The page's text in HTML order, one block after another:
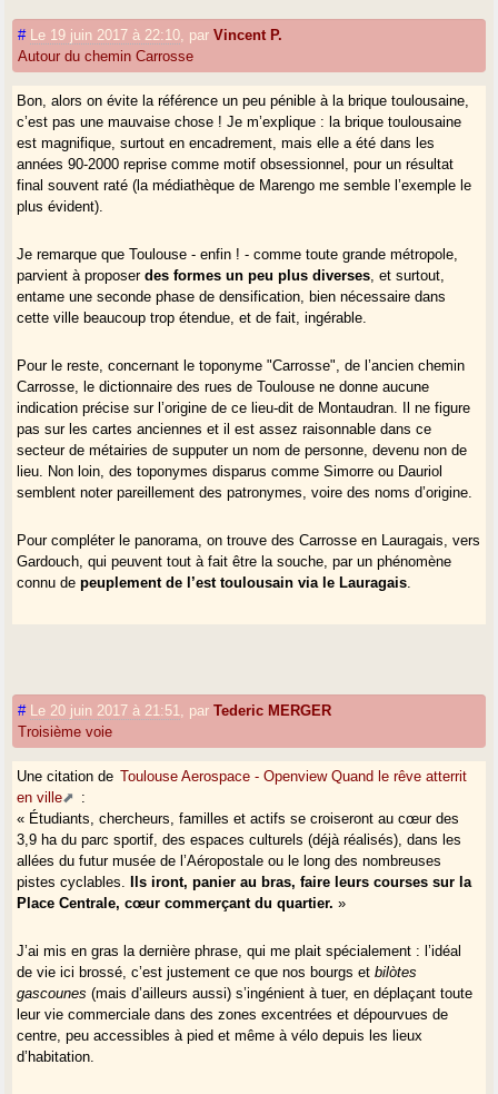
# Le 19 juin 2017 à 22:10 parVincent P.
Autour du chemin Carrosse
Bon, alors on évite la référence un peu pénible à la brique toulousaine,
c’est pas une mauvaise chose ! Je m’explique : la brique toulousaine
est magnifique, surtout en encadrement, mais elle a été dans les
années 90-2000 reprise comme motif obsessionnel, pour un résultat
final souvent raté (la médiathèque de Marengo me semble l’exemple le
plus évident).
Je remarque que Toulouse - enfin ! - comme toute grande métropole,
parvient à proposerdes formes un peu plus diverses , et surtout,
entame une seconde phase de densification, bien nécessaire dans
cette ville beaucoup trop étendue, et de fait, ingérable.
Pour le reste, concernant le toponyme "Carrosse", de l’ancien chemin
Carrosse, le dictionnaire des rues de Toulouse ne donne aucune
indication précise sur l’origine de ce lieu-dit de Montaudran. Il ne figure
pas sur les cartes anciennes et il est assez raisonnable dans ce
secteur de métairies de supputer un nom de personne, devenu non de
lieu. Non loin, des toponymes disparus comme Simorre ou Dauriol
semblent noter pareillement des patronymes, voire des noms d’origine.
Pour compléter le panorama, on trouve des Carrosse en Lauragais, vers
Gardouch, qui peuvent tout à fait être la souche, par un phénomène
connu depeuplement de l’est toulousain via le Lauragais
# Le 20 juin 2017 à 21:51 parTederic MERGER
Troisième voie
Une citation de Toulouse Aerospace - Openview Quand le rêve atterrit
en ville
:
« Étudiants, chercheurs, familles et actifs se croiseront au cœur des
3,9 ha du parc sportif, des espaces culturels (déjà réalisés), dans les
allées du futur musée de l’Aéropostale ou le long des nombreuses
pistes cyclables.
Ils iront, panier au bras, faire leurs courses sur la
Place Centrale, cœur commerçant du quartier. »
J’ai mis en gras la dernière phrase, qui me plait spécialement : l’idéal
de vie ici brossé, c’est justement ce que nos bourgs etbilòtes
gascounes (mais d’ailleurs aussi) s’ingénient à tuer, en déplaçant toute
leur vie commerciale dans des zones excentrées et dépourvues de
centre, peu accessibles à pied et même à vélo depuis les lieux
d’habitation.